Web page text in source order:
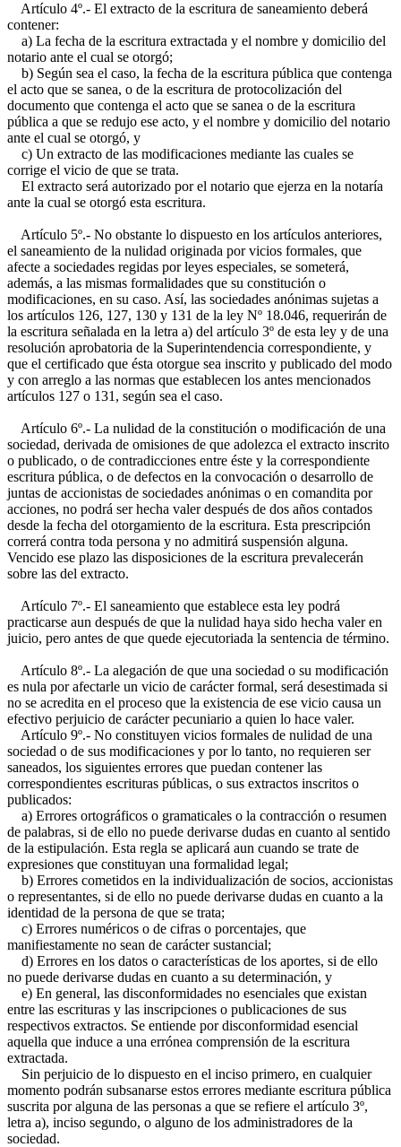
Artículo 4º.- El extracto de la escritura de saneamiento deberá
contener:
a) La fecha de la escritura extractada y el nombre y domicilio del
notario ante el cual se otorgó;
b) Según sea el caso, la fecha de la escritura pública que contenga
el acto que se sanea, o de la escritura de protocolización del
documento que contenga el acto que se sanea o de la escritura
pública a que se redujo ese acto, y el nombre y domicilio del notario
ante el cual se otorgó, y
c) Un extracto de las modificaciones mediante las cuales se
corrige el vicio de que se trata.
El extracto será autorizado por el notario que ejerza en la notaría
ante la cual se otorgó esta escritura.
Artículo 5º.- No obstante lo dispuesto en los artículos anteriores,
el saneamiento de la nulidad originada por vicios formales, que
afecte a sociedades regidas por leyes especiales, se someterá,
además, a las mismas formalidades que su constitución o
modificaciones, en su caso. Así, las sociedades anónimas sujetas a
los artículos 126, 127, 130 y 131 de la ley Nº 18.046, requerirán de
la escritura señalada en la letra a) del artículo 3º de esta ley y de una
resolución aprobatoria de la Superintendencia correspondiente, y
que el certificado que ésta otorgue sea inscrito y publicado del modo
y con arreglo a las normas que establecen los antes mencionados
artículos 127 o 131, según sea el caso.
Artículo 6º.- La nulidad de la constitución o modificación de una
sociedad, derivada de omisiones de que adolezca el extracto inscrito
o publicado, o de contradicciones entre éste y la correspondiente
escritura pública, o de defectos en la convocación o desarrollo de
juntas de accionistas de sociedades anónimas o en comandita por
acciones, no podrá ser hecha valer después de dos años contados
desde la fecha del otorgamiento de la escritura. Esta prescripción
correrá contra toda persona y no admitirá suspensión alguna.
Vencido ese plazo las disposiciones de la escritura prevalecerán
sobre las del extracto.
Artículo 7º.- El saneamiento que establece esta ley podrá
practicarse aun después de que la nulidad haya sido hecha valer en
juicio, pero antes de que quede ejecutoriada la sentencia de término.
Artículo 8º.- La alegación de que una sociedad o su modificación
es nula por afectarle un vicio de carácter formal, será desestimada si
no se acredita en el proceso que la existencia de ese vicio causa un
efectivo perjuicio de carácter pecuniario a quien lo hace valer.
Artículo 9º.- No constituyen vicios formales de nulidad de una
sociedad o de sus modificaciones y por lo tanto, no requieren ser
saneados, los siguientes errores que puedan contener las
correspondientes escrituras públicas, o sus extractos inscritos o
publicados:
a) Errores ortográficos o gramaticales o la contracción o resumen
de palabras, si de ello no puede derivarse dudas en cuanto al sentido
de la estipulación. Esta regla se aplicará aun cuando se trate de
expresiones que constituyan una formalidad legal;
b) Errores cometidos en la individualización de socios, accionistas
o representantes, si de ello no puede derivarse dudas en cuanto a la
identidad de la persona de que se trata;
c) Errores numéricos o de cifras o porcentajes, que
manifiestamente no sean de carácter sustancial;
d) Errores en los datos o características de los aportes, si de ello
no puede derivarse dudas en cuanto a su determinación, y
e) En general, las disconformidades no esenciales que existan
entre las escrituras y las inscripciones o publicaciones de sus
respectivos extractos. Se entiende por disconformidad esencial
aquella que induce a una errónea comprensión de la escritura
extractada.
Sin perjuicio de lo dispuesto en el inciso primero, en cualquier
momento podrán subsanarse estos errores mediante escritura pública
suscrita por alguna de las personas a que se refiere el artículo 3º,
letra a), inciso segundo, o alguno de los administradores de la
sociedad.